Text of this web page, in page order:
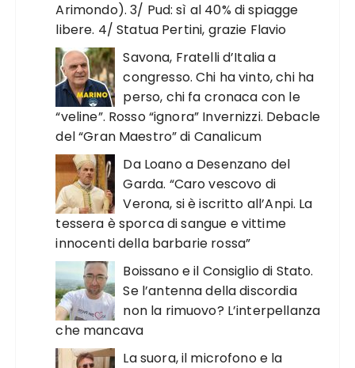
Arimondo). 3/ Pud: sì al 40% di spiagge
libere. 4/ Statua Pertini, grazie Flavio
Savona, Fratelli d’Italia a
congresso. Chi ha vinto, chi ha
perso, chi fa cronaca con le
“veline”. Rosso “ignora” Invernizzi. Debacle
del “Gran Maestro” di Canalicum
Da Loano a Desenzano del
Garda. “Caro vescovo di
Verona, si è iscritto all’Anpi. La
tessera è sporca di sangue e vittime
innocenti della barbarie rossa”
Boissano e il Consiglio di Stato.
Se l’antenna della discordia
non la rimuovo? L’interpellanza
che mancava
La suora, il microfono e la